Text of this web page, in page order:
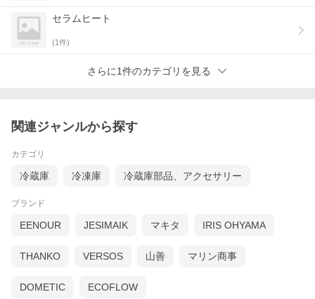
セラムヒート
(1件)
さらに1件のカテゴリを見る
関連ジャンルから探す
カテゴリ
冷蔵庫 冷凍庫 冷蔵庫部品、アクセサリー
ブランド
EENOUR JESIMAIK マキタ IRIS OHYAMA
THANKO VERSOS 山善 マリン商事
DOMETIC ECOFLOW